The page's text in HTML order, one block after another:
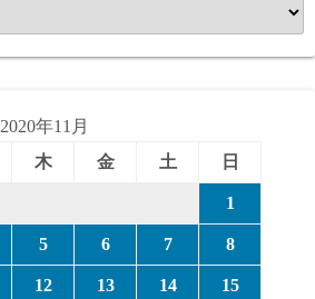
2020年11月
木 金 土 日
1
5 6 7 8
12 13 14 15